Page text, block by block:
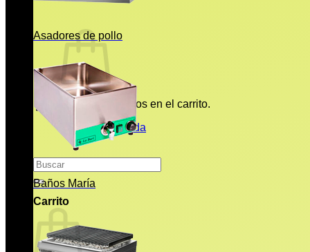
No hay productos en el carrito.
Volver a la tienda
Buscar
por:
Carrito
Asadores de pollo
Baños María